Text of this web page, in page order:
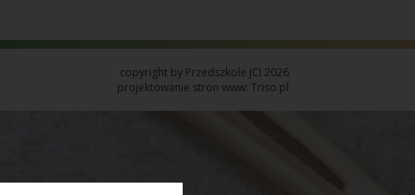
copyright by Przedszkole JCI 2026
projektowanie stron www: Triso.pl